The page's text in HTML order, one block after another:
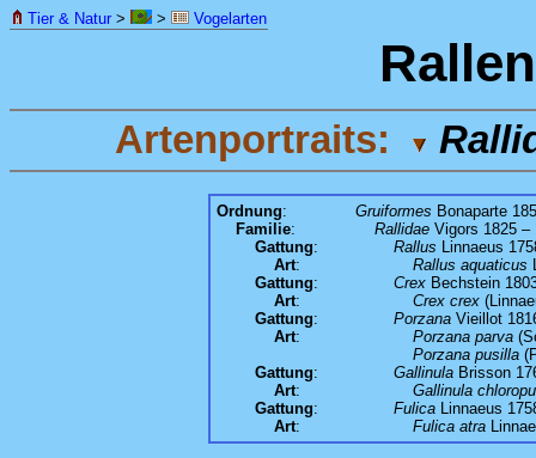
Tier & Natur > > Vogelarten
Artenportraits:
Ordnung: Gruiformes Bonaparte
Familie: Rallidae Vigors 1825 –
Gattung: Rallus Linnaeus
Art: Rallus aquaticus
Gattung: Crex Bechstein
Art: Crex crex
Gattung: Porzana Vieillot
Art: Porzana parva
Porzana pusilla
Gattung: Gallinula Brisson
Art:
Gallinula
Gattung: Fulica Linnaeus
Art: Fulica atra